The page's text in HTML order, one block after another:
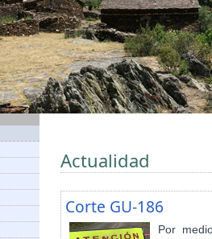
Actualidad
Corte GU-186
Por